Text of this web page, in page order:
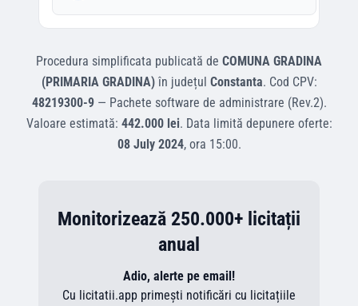
Procedura simplificata publicată de COMUNA GRADINA
(PRIMARIA GRADINA)în județul Constanta. Cod CPV:
48219300-9— Pachete software de administrare (Rev.2).
Valoare estimată: 442.000 lei. Data limită depunere oferte:
08 July 2024, ora 15:00.
Monitorizează 250.000+ licitații
anual
Adio, alerte pe email!
Cu licitatii.app primești notificări cu licitațiile